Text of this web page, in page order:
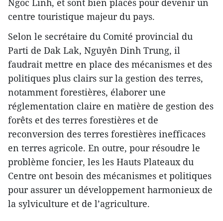
Ngoc Linh, et sont bien placés pour devenir un
centre touristique majeur du pays.
Selon le secrétaire du Comité provincial du
Parti de Dak Lak, Nguyên Dinh Trung, il
faudrait mettre en place des mécanismes et des
politiques plus clairs sur la gestion des terres,
notamment forestières, élaborer une
réglementation claire en matière de gestion des
forêts et des terres forestières et de
reconversion des terres forestières inefficaces
en terres agricole. En outre, pour résoudre le
problème foncier, les les Hauts Plateaux du
Centre ont besoin des mécanismes et politiques
pour assurer un développement harmonieux de
la sylviculture et de l’agriculture.